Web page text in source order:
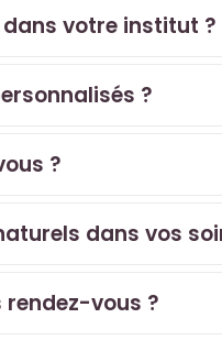
votre institut ?
?
?
dans vos
vous ?